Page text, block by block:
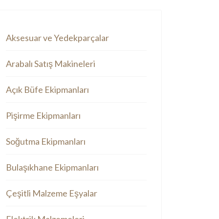
Aksesuar ve Yedekparçalar
Arabalı Satış Makineleri
Açık Büfe Ekipmanları
Pişirme Ekipmanları
Soğutma Ekipmanları
Bulaşıkhane Ekipmanları
Çeşitli Malzeme Eşyalar